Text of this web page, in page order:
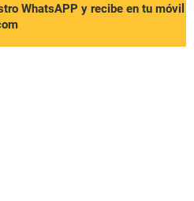
WhatsAPP y recibe en tu móvil